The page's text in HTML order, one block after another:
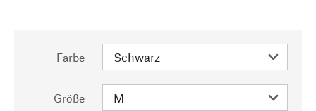
Farbe
Größe